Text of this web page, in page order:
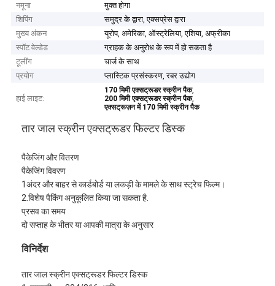
नमूना
मुक्त होगा
शिपिंग
समुद्र के द्वारा, एक्सप्रेस द्वारा
मुख्य अंकन
यूरोप, अमेरिका, ऑस्ट्रेलिया, एशिया, अफ्रीका
स्पॉट वेल्डेड
ग्राहक के अनुरोध के रूप में हो सकता है
टूलींग
चार्ज के साथ
प्रयोग
प्लास्टिक प्रसंस्करण, रबर उद्योग
हाई लाइट:
170 मिमी एक्सट्रूडर स्क्रीन पैक,
200 मिमी एक्सट्रूडर स्क्रीन पैक,
एक्सट्रूज़न में 170 मिमी स्क्रीन पैक
तार जाल स्क्रीन एक्सट्रूडर फिल्टर डिस्क
पैकेजिंग और वितरण
पैकेजिंग विवरण
1अंदर और बाहर से कार्डबोर्ड या लकड़ी के मामले के साथ स्ट्रेच फिल्म।
2.विशेष पैकिंग अनुकूलित किया जा सकता है.
प्रसव का समय
दो सप्ताह के भीतर या आपकी मात्रा के अनुसार
विनिर्देश
तार जाल स्क्रीन एक्सट्रूडर फिल्टर डिस्क